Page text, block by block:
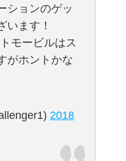
ションのゲッ
います！
モービルはス
がホントかな
2018